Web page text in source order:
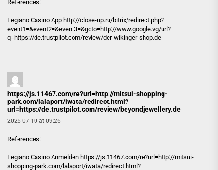
References:
Legiano Casino App http://close-up.ru/bitrix/redirect.php?
event1=&event2=&event3=&goto=http://www.google.vg/url?
q=https://de.trustpilot.com/review/der-wikinger-shop.de
https://js.11467.com/re?url=http://mitsui-shopping-
park.com/lalaport/iwata/redirect.html?
url=https://de.trustpilot.com/review/beyondjewellery.de
2026-07-10 at 09:26
References:
Legiano Casino Anmelden https://js.11467.com/re?url=http://mitsui-
shopping-park.com/lalaport/iwata/redirect.html?